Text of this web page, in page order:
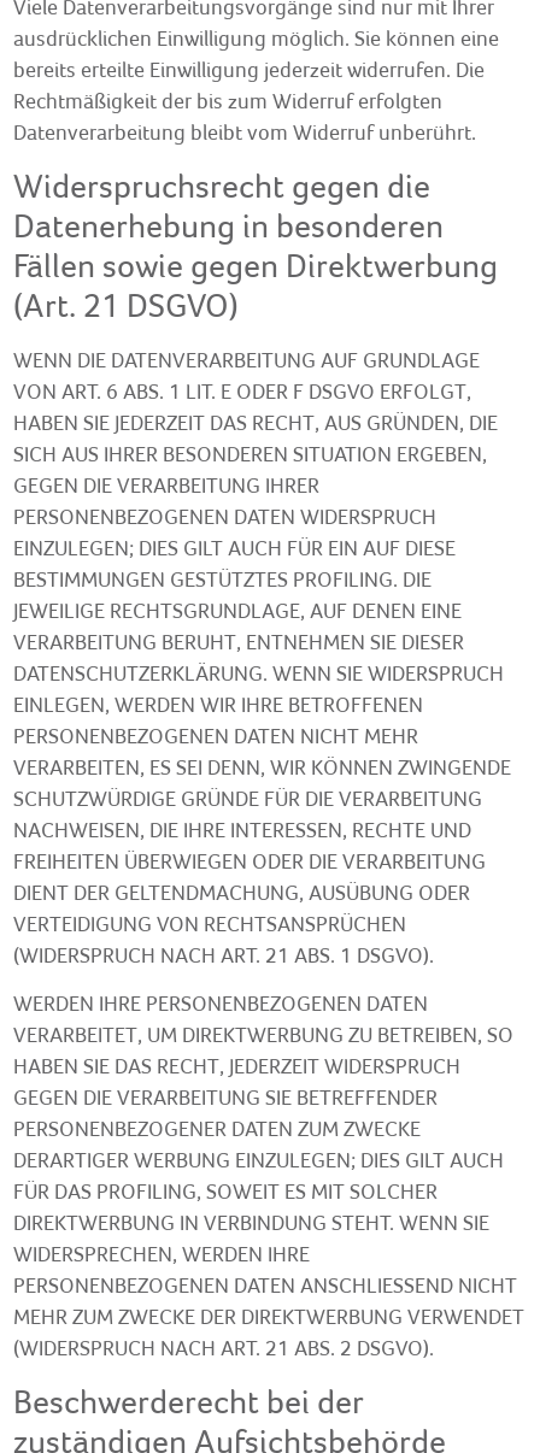
Viele Datenverarbeitungsvorgänge sind nur mit Ihrer
ausdrücklichen Einwilligung möglich. Sie können eine
bereits erteilte Einwilligung jederzeit widerrufen. Die
Rechtmäßigkeit der bis zum Widerruf erfolgten
Datenverarbeitung bleibt vom Widerruf unberührt.
Widerspruchsrecht gegen die
Datenerhebung in besonderen
Fällen sowie gegen Direktwerbung
(Art. 21 DSGVO)
WENN DIE DATENVERARBEITUNG AUF GRUNDLAGE
VON ART. 6 ABS. 1 LIT. E ODER F DSGVO ERFOLGT,
HABEN SIE JEDERZEIT DAS RECHT, AUS GRÜNDEN, DIE
SICH AUS IHRER BESONDEREN SITUATION ERGEBEN,
GEGEN DIE VERARBEITUNG IHRER
PERSONENBEZOGENEN DATEN WIDERSPRUCH
EINZULEGEN; DIES GILT AUCH FÜR EIN AUF DIESE
BESTIMMUNGEN GESTÜTZTES PROFILING. DIE
JEWEILIGE RECHTSGRUNDLAGE, AUF DENEN EINE
VERARBEITUNG BERUHT, ENTNEHMEN SIE DIESER
DATENSCHUTZERKLÄRUNG. WENN SIE WIDERSPRUCH
EINLEGEN, WERDEN WIR IHRE BETROFFENEN
PERSONENBEZOGENEN DATEN NICHT MEHR
VERARBEITEN, ES SEI DENN, WIR KÖNNEN ZWINGENDE
SCHUTZWÜRDIGE GRÜNDE FÜR DIE VERARBEITUNG
NACHWEISEN, DIE IHRE INTERESSEN, RECHTE UND
FREIHEITEN ÜBERWIEGEN ODER DIE VERARBEITUNG
DIENT DER GELTENDMACHUNG, AUSÜBUNG ODER
VERTEIDIGUNG VON RECHTSANSPRÜCHEN
(WIDERSPRUCH NACH ART. 21 ABS. 1 DSGVO).
WERDEN IHRE PERSONENBEZOGENEN DATEN
VERARBEITET, UM DIREKTWERBUNG ZU BETREIBEN, SO
HABEN SIE DAS RECHT, JEDERZEIT WIDERSPRUCH
GEGEN DIE VERARBEITUNG SIE BETREFFENDER
PERSONENBEZOGENER DATEN ZUM ZWECKE
DERARTIGER WERBUNG EINZULEGEN; DIES GILT AUCH
FÜR DAS PROFILING, SOWEIT ES MIT SOLCHER
DIREKTWERBUNG IN VERBINDUNG STEHT. WENN SIE
WIDERSPRECHEN, WERDEN IHRE
PERSONENBEZOGENEN DATEN ANSCHLIESSEND NICHT
MEHR ZUM ZWECKE DER DIREKTWERBUNG VERWENDET
(WIDERSPRUCH NACH ART. 21 ABS. 2 DSGVO).
Beschwerde­recht bei der
zuständigen Aufsichts­behörde